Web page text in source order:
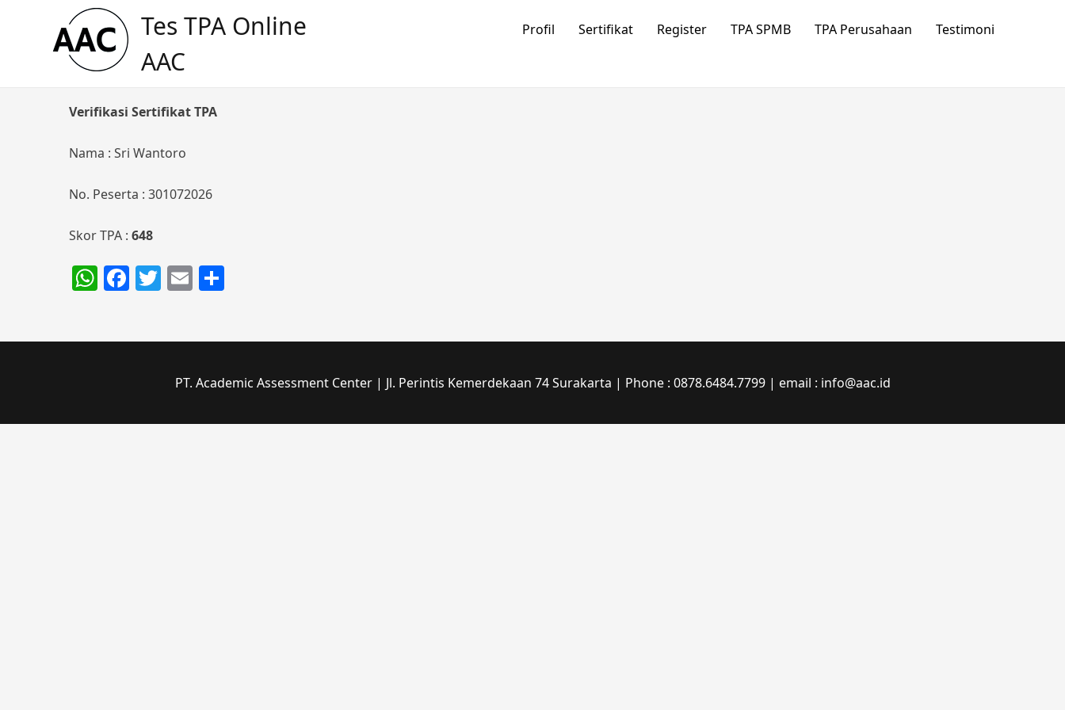
Tes TPA Online
AAC
Profil Sertifikat Register TPA SPMB TPA Perusahaan Testimoni
Verifikasi Sertifikat TPA
Nama : Sri Wantoro
No. Peserta : 301072026
Skor TPA : 648
WhatsApp
Facebook
Twitter
Email
PT. Academic Assessment Center | Jl. Perintis Kemerdekaan 74 Surakarta | Phone : 0878.6484.7799 | email : info@aac.id